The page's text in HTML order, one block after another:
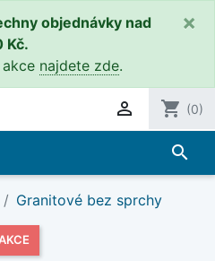
objednávky nad
Kč.
najdete zde.
×
 shopping_cart (0)
search
Granitové bez sprchy